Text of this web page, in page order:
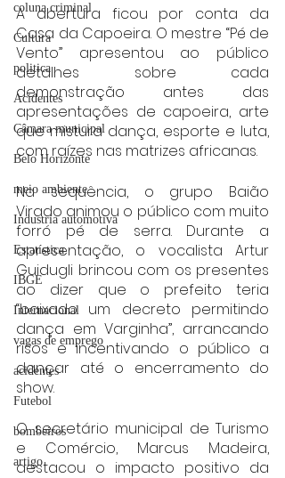
coluna criminal
Cultura
politica
Acidentes
Câmara municipal
Belo Horizonte
meio ambiente
Industria automotiva
Estatística
IBGE
Internacional
vagas de emprego
acidentes
Futebol
bombeiros
artigo
A abertura ficou por conta da
Casa da Capoeira. O mestre “Pé de
Vento” apresentou ao público
detalhes sobre cada
demonstração antes das
apresentações de capoeira, arte
que mistura dança, esporte e luta,
com raízes nas matrizes africanas.
Na sequência, o grupo Baião
Virado animou o público com muito
forró pé de serra. Durante a
apresentação, o vocalista Artur
Guidugli brincou com os presentes
ao dizer que o prefeito teria
“baixado um decreto permitindo
dança em Varginha”, arrancando
risos e incentivando o público a
dançar até o encerramento do
show.
O secretário municipal de Turismo
e Comércio, Marcus Madeira,
destacou o impacto positivo da